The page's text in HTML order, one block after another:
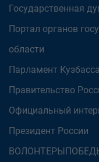
Государственная
Портал органов
области
Парламент Кузбасса
Правительство
Официальный
Президент России